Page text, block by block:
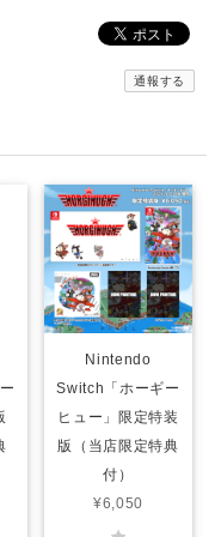
通報する
Nintendo
Switch「ホーギー
ヒュー」限定特装
版（当店限定特典
付）
¥6,050